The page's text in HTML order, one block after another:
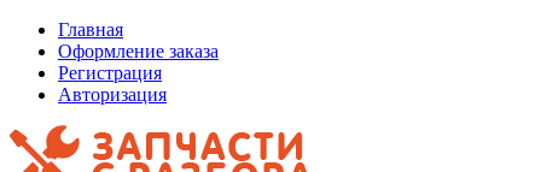
Главная
Оформление заказа
Регистрация
Авторизация